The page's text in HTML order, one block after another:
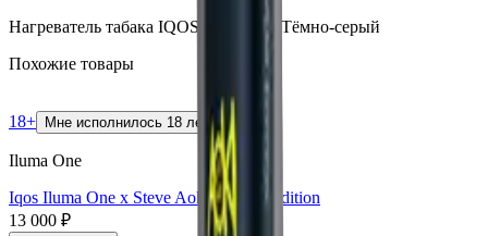
Нагреватель табака IQOS Iluma One Тёмно-серый
Похожие товары
18+ Мне исполнилось 18 лет
Iluma One
Iqos Iluma One x Steve Aoki 10 Year Edition
13 000 ₽